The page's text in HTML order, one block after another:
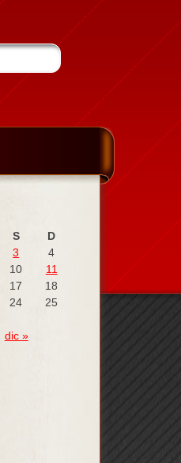
S D
dic »
3
4
10
11
17
18
24
25